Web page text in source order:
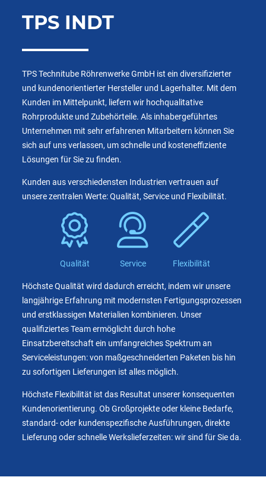
TPS INDT
TPS Technitube Röhrenwerke GmbH ist ein diversifizierter
und kundenorientierter Hersteller und Lagerhalter. Mit dem
Kunden im Mittelpunkt, liefern wir hochqualitative
Rohrprodukte und Zubehörteile. Als inhabergeführtes
Unternehmen mit sehr erfahrenen Mitarbeitern können Sie
sich auf uns verlassen, um schnelle und kosteneffiziente
Lösungen für Sie zu finden.
Kunden aus verschiedensten Industrien vertrauen auf
unsere zentralen Werte: Qualität, Service und Flexibilität.
Qualität Service Flexibilität
Höchste Qualität wird dadurch erreicht, indem wir unsere
langjährige Erfahrung mit modernsten Fertigungsprozessen
und erstklassigen Materialien kombinieren. Unser
qualifiziertes Team ermöglicht durch hohe
Einsatzbereitschaft ein umfangreiches Spektrum an
Serviceleistungen: von maßgeschneiderten Paketen bis hin
zu sofortigen Lieferungen ist alles möglich.
Höchste Flexibilität ist das Resultat unserer konsequenten
Kundenorientierung. Ob Großprojekte oder kleine Bedarfe,
standard- oder kundenspezifische Ausführungen, direkte
Lieferung oder schnelle Werkslieferzeiten: wir sind für Sie da.